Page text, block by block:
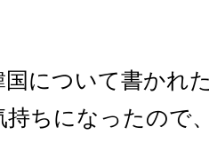
について書かれ
持ちになったので